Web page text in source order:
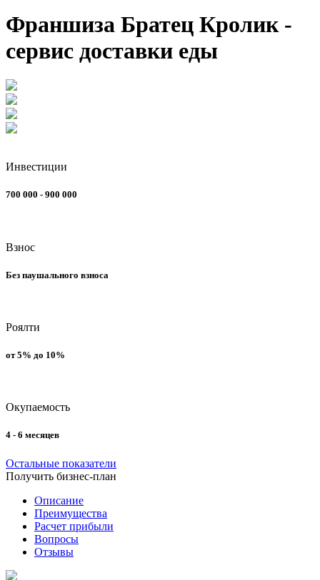
Франшиза Братец Кролик -
сервис доставки еды
Инвестиции
700 000 - 900 000
Взнос
Без паушального взноса
Роялти
от 5% до 10%
Окупаемость
4 - 6 месяцев
Остальные показатели
Получить бизнес-план
Описание
Преимущества
Расчет прибыли
Вопросы
Отзывы